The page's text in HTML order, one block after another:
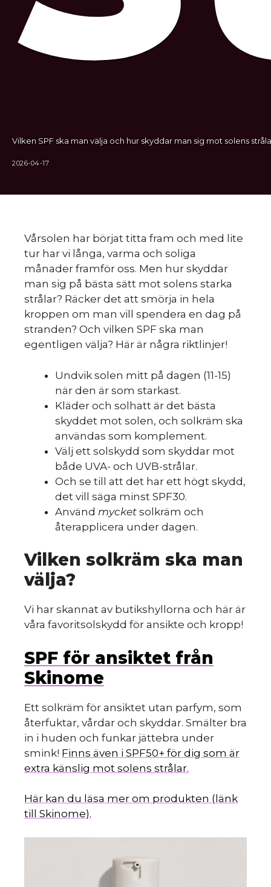
Vilken SPF ska man välja och hur skyddar man sig mot solens
2026-04-17
Vårsolen har börjat titta fram och med lite
tur har vi långa, varma och soliga
månader framför oss. Men hur skyddar
man sig på bästa sätt mot solens starka
strålar? Räcker det att smörja in hela
kroppen om man vill spendera en dag på
stranden? Och vilken SPF ska man
egentligen välja? Här är några riktlinjer!
Undvik solen mitt på dagen (11-15)
när den är som starkast.
Kläder och solhatt är det bästa
skyddet mot solen, och solkräm ska
användas som komplement.
Välj ett solskydd som skyddar mot
både UVA- och UVB-strålar.
Och se till att det har ett högt skydd,
det vill säga minst SPF30.
Använd mycket solkräm och
återapplicera under dagen.
Vilken solkräm ska man
välja?
Vi har skannat av butikshyllorna och här är
våra favoritsolskydd för ansikte och kropp!
SPF för ansiktet från
Skinome
Ett solkräm för ansiktet utan parfym, som
återfuktar, vårdar och skyddar. Smälter bra
in i huden och funkar jättebra under
smink! Finns även i SPF50+ för dig som är
extra känslig mot solens strålar.
Här kan du läsa mer om produkten (länk
till Skinome).